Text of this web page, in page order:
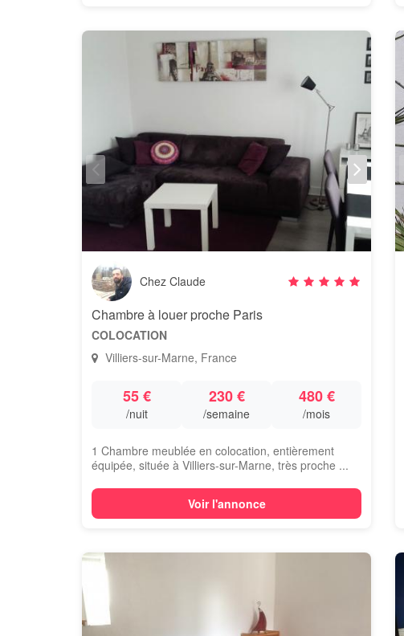
Chez Claude
Chambre à louer proche Paris
COLOCATION
Villiers-sur-Marne, France
55 €
/nuit
230 €
/semaine
480 €
/mois
1 Chambre meublée en colocation, entièrement
équipée, située à Villiers-sur-Marne, très proche ...
Voir l'annonce